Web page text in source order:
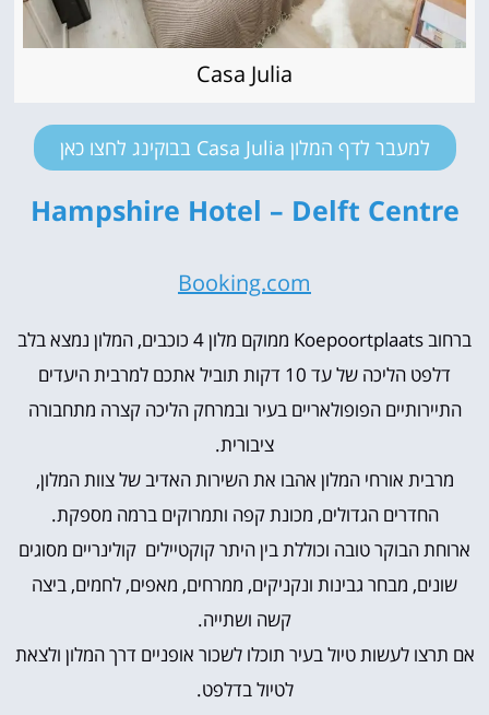
Casa Julia
למעבר לדף המלון Casa Julia בבוקינג לחצו כאן
Hampshire Hotel – Delft Centre
Booking.com
ברחוב Koepoortplaats ממוקם מלון 4 כוכבים, המלון נמצא בלב
דלפט הליכה של עד 10 דקות תוביל אתכם למרבית היעדים
התיירותיים הפופולאריים בעיר ובמרחק הליכה קצרה מתחבורה
ציבורית.
מרבית אורחי המלון אהבו את השירות האדיב של צוות המלון,
החדרים הגדולים, מכונת קפה ותמרוקים ברמה מספקת.
ארוחת הבוקר טובה וכוללת בין היתר קוקטיילים קולינריים מסוגים
שונים, מבחר גבינות ונקניקים, ממרחים, מאפים, לחמים, ביצה
קשה ושתייה.
אם תרצו לעשות טיול בעיר תוכלו לשכור אופניים דרך המלון ולצאת
לטיול בדלפט.